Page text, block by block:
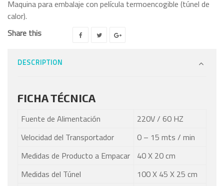
Maquina para embalaje con película termoencogible (túnel de
calor).
Share this
DESCRIPTION
FICHA TÉCNICA
Fuente de Alimentación
220V / 60 HZ
Velocidad del Transportador
0 – 15 mts / min
Medidas de Producto a Empacar
40 X 20 cm
Medidas del Túnel
100 X 45 X 25 cm